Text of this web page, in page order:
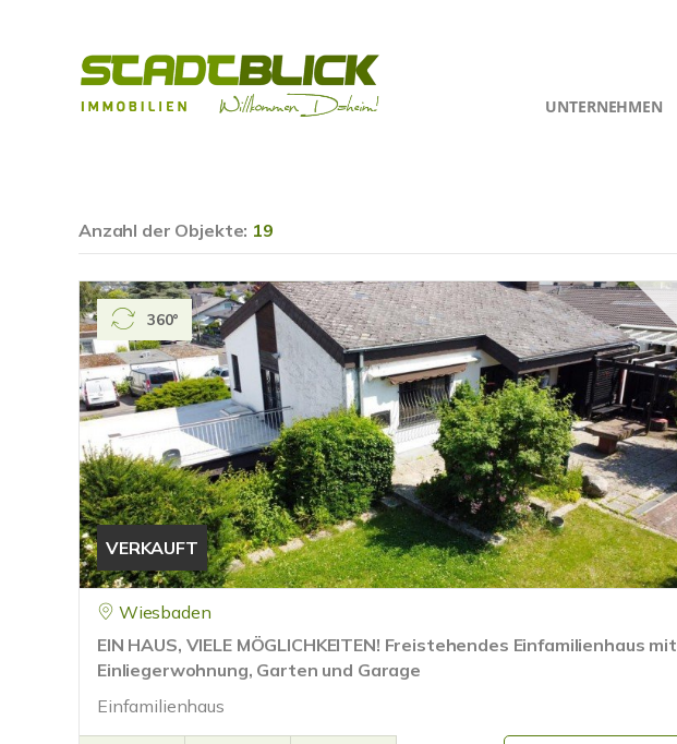
UNTERNEHMEN
Anzahl der Objekte: 19
VERKAUFT
360°
Wiesbaden
EIN HAUS, VIELE MÖGLICHKEITEN! Freistehendes Einfamilienhaus mit
Einliegerwohnung, Garten und Garage
Einfamilienhaus